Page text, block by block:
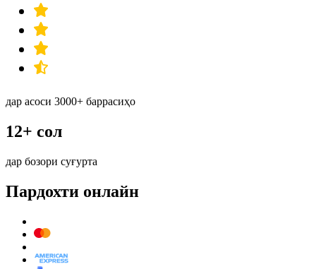
дар асоси 3000+ баррасиҳо
12+ сол
дар бозори суғурта
Пардохти онлайн